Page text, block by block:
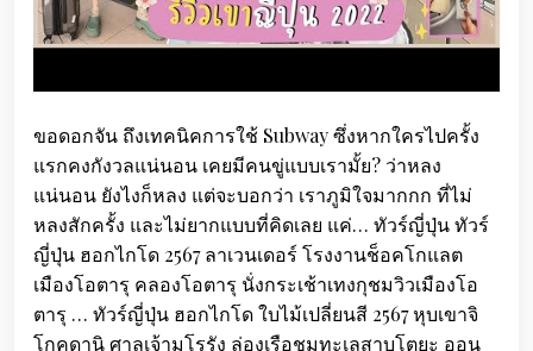
ขอดอกจัน ถึงเทคนิคการใช้ Subway ซึ่งหากใครไปครั้ง
แรกคงกังวลแน่นอน เคยมีคนขู่แบบเรามั้ย? ว่าหลง
แน่นอน ยังไงก็หลง แต่จะบอกว่า เราภูมิใจมากกก ที่ไม่
หลงสักครั้ง และไม่ยากแบบที่คิดเลย แค่… ทัวร์ญี่ปุ่น ทัวร์
ญี่ปุ่น ฮอกไกโด 2567 ลาเวนเดอร์ โรงงานช็อคโกแลต
เมืองโอตารุ คลองโอตารุ นั่งกระเช้าเทงกุชมวิวเมืองโอ
ตารุ … ทัวร์ญี่ปุ่น ฮอกไกโด ใบไม้เปลี่ยนสี 2567 หุบเขาจิ
โกคุดานิ ศาลเจ้ามูโรรัง ล่องเรือชมทะเลสาบโตยะ ออน